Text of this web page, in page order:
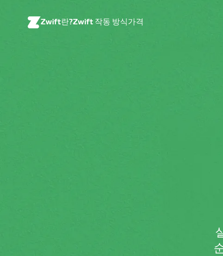
Zwift란?Zwift 작동 방식가격